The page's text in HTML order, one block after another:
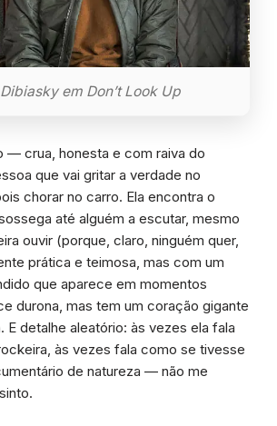
em Don’t Look Up
— crua, honesta e com raiva do
que vai gritar a verdade no
chorar no carro. Ela encontra o
até alguém a escutar, mesmo
ouvir (porque, claro, ninguém quer,
prática e teimosa, mas com um
que aparece em momentos
durona, mas tem um coração gigante
E detalhe aleatório: às vezes ela fala
às vezes fala como se tivesse
de natureza — não me